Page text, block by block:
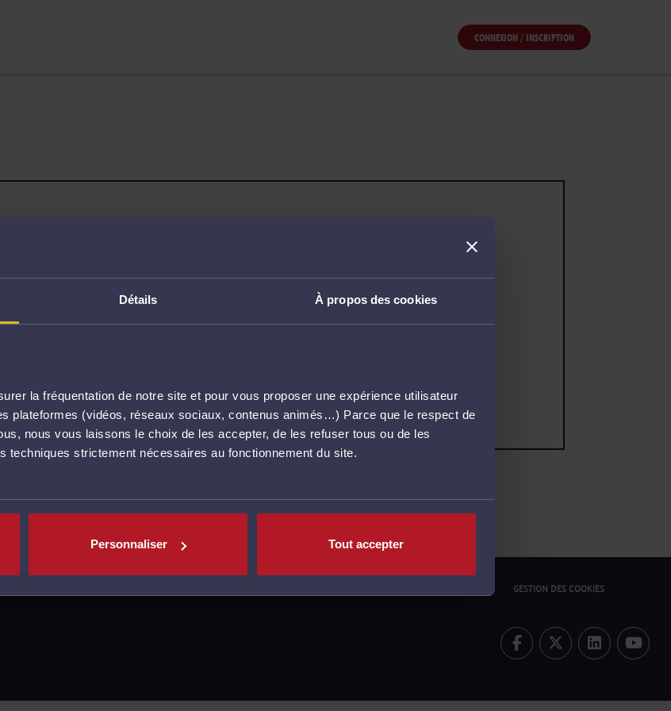
Détails À propos des cookies
la fréquentation de notre site et pour vous proposer une expérience utilisateur
plateformes (vidéos, réseaux sociaux, contenus animés…) Parce que le respect de
nous vous laissons le choix de les accepter, de les refuser tous ou de les
techniques strictement nécessaires au fonctionnement du site.
Personnaliser Tout accepter
CONNEXION / INSCRIPTION
GESTION DES COOKIES